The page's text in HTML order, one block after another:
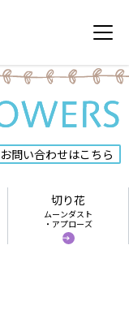
メ
お問い合わせはこちら
切り花
ムーンダスト
・アプローズ